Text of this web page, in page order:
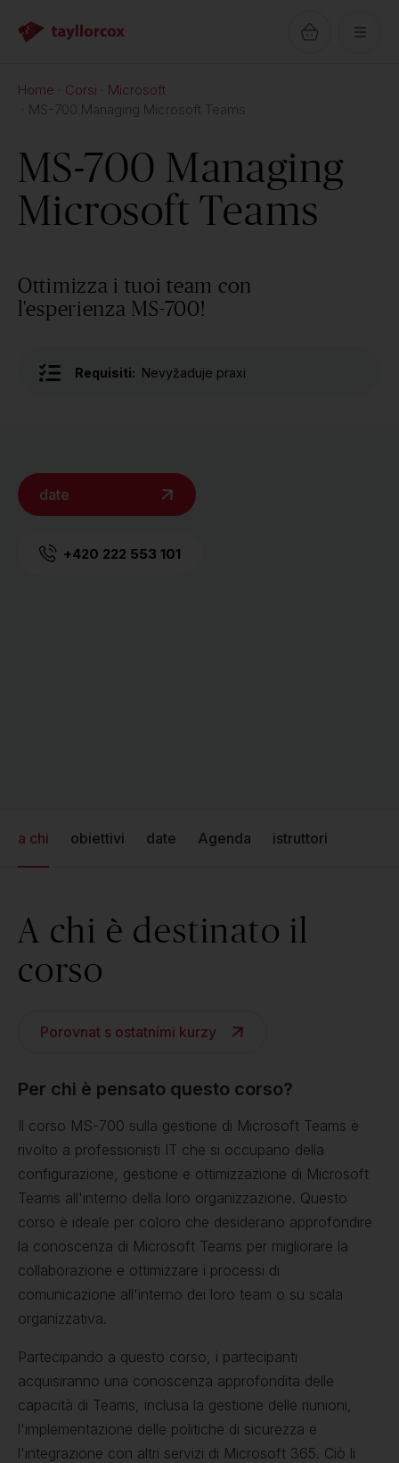
Home Corsi
Microsoft
MS-700 Managing Microsoft Teams
MS-700 Managing
Microsoft Teams
Ottimizza i tuoi team con
l'esperienza MS-700!
Requisiti: Nevyžaduje praxi
date
+420 222 553 101
a chi obiettivi date Agenda istruttori
A chi è destinato il
corso
Porovnat s ostatními kurzy
Per chi è pensato questo corso?
Il corso MS-700 sulla gestione di Microsoft Teams è
rivolto a professionisti IT che si occupano della
configurazione, gestione e ottimizzazione di Microsoft
Teams all'interno della loro organizzazione. Questo
corso è ideale per coloro che desiderano approfondire
la conoscenza di Microsoft Teams per migliorare la
collaborazione e ottimizzare i processi di
comunicazione all'interno dei loro team o su scala
organizzativa.
Partecipando a questo corso, i partecipanti
acquisiranno una conoscenza approfondita delle
capacità di Teams, inclusa la gestione delle riunioni,
l'implementazione delle politiche di sicurezza e
l'integrazione con altri servizi di Microsoft 365. Ciò li